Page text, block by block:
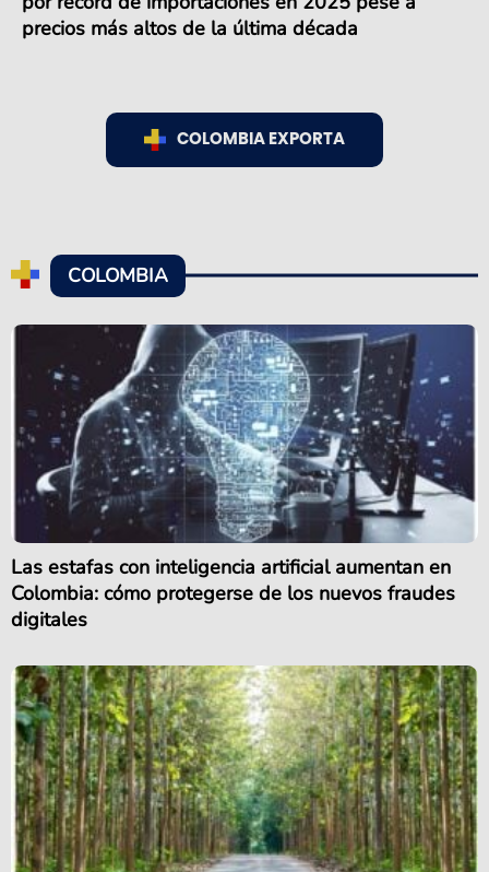
precios más altos de la última década
COLOMBIA EXPORTA
COLOMBIA
Las estafas con inteligencia artificial aumentan en
Colombia: cómo protegerse de los nuevos fraudes
digitales